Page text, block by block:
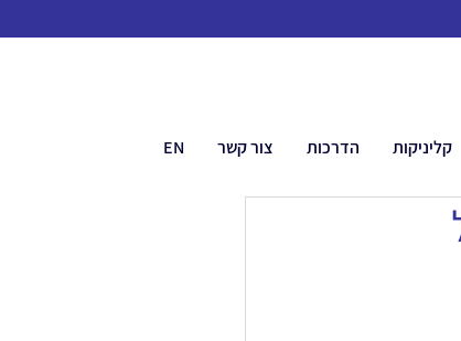
קליניקות הדרכות צור קשר EN